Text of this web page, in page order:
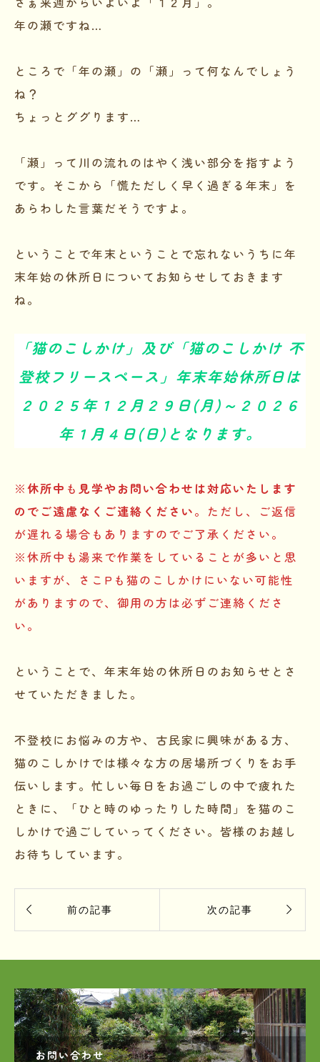
年の瀬ですね…
ところで「年の瀬」の「瀬」って何なんでしょう
ね？
ちょっとググります…
「瀬」って川の流れのはやく浅い部分を指すよう
です。そこから「慌ただしく早く過ぎる年末」を
あらわした言葉だそうですよ。
ということで年末ということで忘れないうちに年
末年始の休所日についてお知らせしておきます
ね。
「猫のこしかけ」及び「猫のこしかけ 不
登校フリースペース」年末年始休所日は
２０２５年１２月２９日(月)～２０２６
年１月４日(日)となります。
※休所中 も 見学やお問い合わせは対応いたします
のでご遠慮なくご連絡ください。ただし、ご返信
が遅れる場合もありますのでご了承ください。
※休所中も湯来で作業をしていることが多いと思
いますが、さこPも猫のこしかけにいない可能性
がありますので、御用の方は必ずご連絡くださ
い。
ということで、年末年始の休所日のお知らせとさ
せていただきました。
不登校にお悩みの方や、古民家に興味がある方、
猫のこしかけでは様々な方の居場所づくりをお手
伝いします。忙しい毎日をお過ごしの中で疲れた
ときに、「ひと時のゆったりした時間」を猫のこ
しかけで過ごしていってください。皆様のお越し
お待ちしています。
 前の記事 次の記事 
お問い合わせ